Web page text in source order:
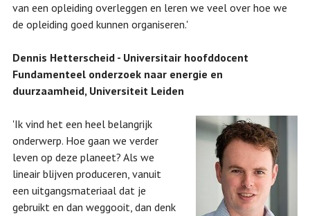
van een opleiding overleggen en leren we veel over hoe we
de opleiding goed kunnen organiseren.'
Dennis Hetterscheid - Universitair hoofddocent
Fundamenteel onderzoek naar energie en
duurzaamheid, Universiteit Leiden
'Ik vind het een heel belangrijk
onderwerp. Hoe gaan we verder
leven op deze planeet? Als we
lineair blijven produceren, vanuit
een uitgangsmateriaal dat je
gebruikt en dan weggooit, dan denk